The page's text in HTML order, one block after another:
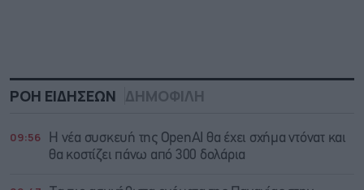
ΡΟΗ ΕΙΔΗΣΕΩΝ ΔΗΜΟΦΙΛΗ
09:56
Η νέα συσκευή της OpenAI θα έχει σχήμα ντόνατ και
θα κοστίζει πάνω από 300 δολάρια